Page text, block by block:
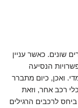
שונים. כאשר עניין
הנסיעה
ואכן, כיום מתברר
רכב אחר, וזאת
לרכבים הרגילים